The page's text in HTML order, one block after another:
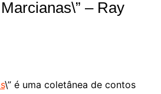
– Ray
\” é uma coletânea de contos